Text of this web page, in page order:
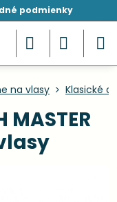
podmienky
na vlasy Klasické
MASTER